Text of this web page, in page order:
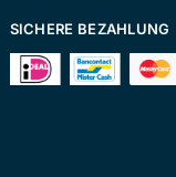
SICHERE BEZAHLUNG